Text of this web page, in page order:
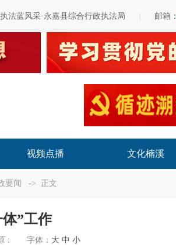
执法蓝风采·永嘉县综合行政执法局 邮箱：
视频点播 文化楠溪
要闻 -> 正文
”工作
： 字体： 大 中 小